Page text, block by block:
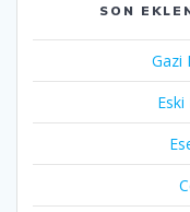
SON
Gazi